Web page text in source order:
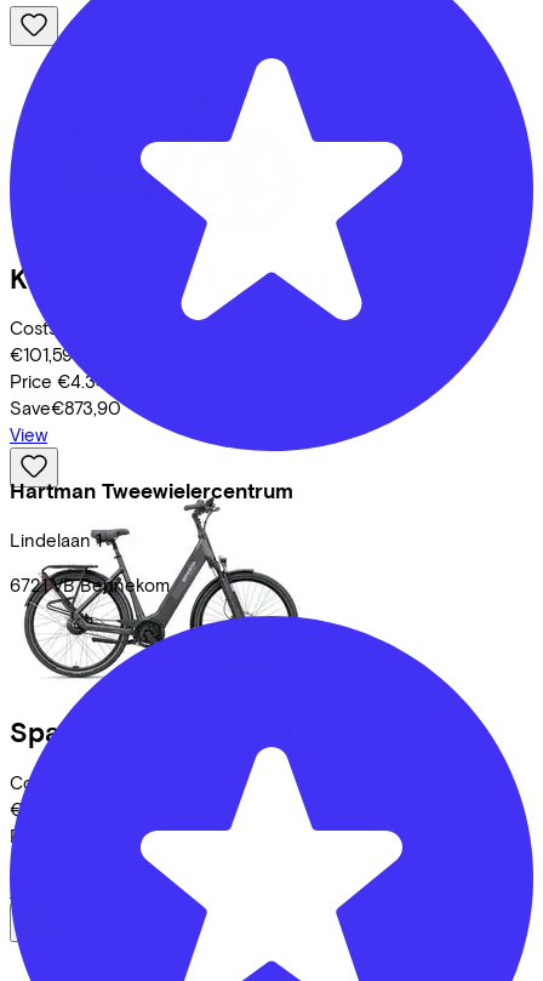
Hartman Tweewielercentrum
Lindelaan 1
6721 VB Bennekom
Kalkhoff ENTICE 3 EXCITE BELT
Costs per month from
€101,59
Price €4.349,00
Save€873,90
View
Sparta
Costs per month from
€101,09
Price
€4.324,00
Save
View